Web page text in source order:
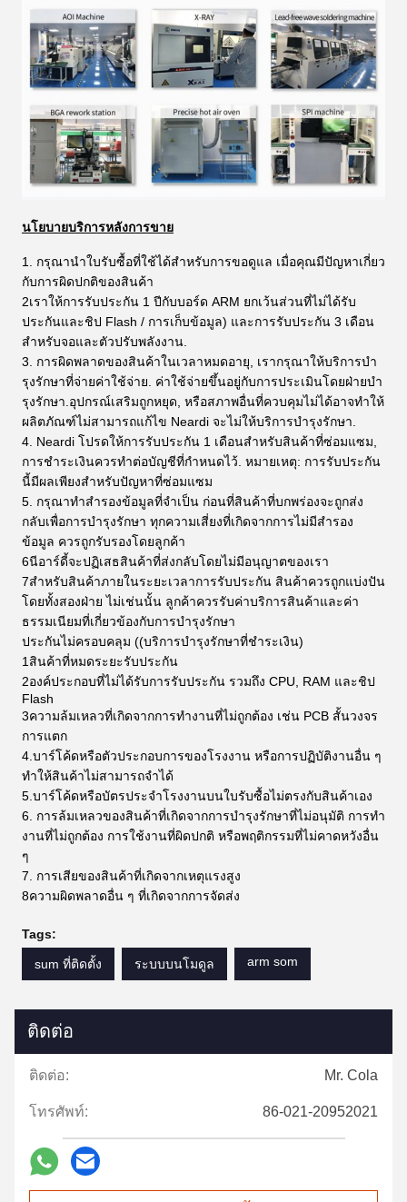
นโยบายบริการหลังการขาย
1. กรุณานําใบรับซื้อที่ใช้ได้สําหรับการขอดูแล เมื่อคุณมีปัญหาเกี่ยว
กับการผิดปกติของสินค้า
2เราให้การรับประกัน 1 ปีกับบอร์ด ARM ยกเว้นส่วนที่ไม่ได้รับ
ประกันและชิป Flash / การเก็บข้อมูล) และการรับประกัน 3 เดือน
สําหรับจอและตัวปรับพลังงาน.
3. การผิดพลาดของสินค้าในเวลาหมดอายุ, เรากรุณาให้บริการบํา
รุงรักษาที่จ่ายค่าใช้จ่าย. ค่าใช้จ่ายขึ้นอยู่กับการประเมินโดยฝ่ายบํา
รุงรักษา.อุปกรณ์เสริมถูกหยุด, หรือสภาพอื่นที่ควบคุมไม่ได้อาจทําให้
ผลิตภัณฑ์ไม่สามารถแก้ไข Neardi จะไม่ให้บริการบํารุงรักษา.
4. Neardi โปรดให้การรับประกัน 1 เดือนสําหรับสินค้าที่ซ่อมแซม,
การชําระเงินควรทําต่อบัญชีที่กําหนดไว้. หมายเหตุ: การรับประกัน
นี้มีผลเพียงสําหรับปัญหาที่ซ่อมแซม
5. กรุณาทําสํารองข้อมูลที่จําเป็น ก่อนที่สินค้าที่บกพร่องจะถูกส่ง
กลับเพื่อการบํารุงรักษา ทุกความเสี่ยงที่เกิดจากการไม่มีสํารอง
ข้อมูล ควรถูกรับรองโดยลูกค้า
6นีอาร์ดี้จะปฏิเสธสินค้าที่ส่งกลับโดยไม่มีอนุญาตของเรา
7สําหรับสินค้าภายในระยะเวลาการรับประกัน สินค้าควรถูกแบ่งปัน
โดยทั้งสองฝ่าย ไม่เช่นนั้น ลูกค้าควรรับค่าบริการสินค้าและค่า
ธรรมเนียมที่เกี่ยวข้องกับการบํารุงรักษา
ประกันไม่ครอบคลุม ((บริการบํารุงรักษาที่ชําระเงิน)
1สินค้าที่หมดระยะรับประกัน
2องค์ประกอบที่ไม่ได้รับการรับประกัน รวมถึง CPU, RAM และชิป
Flash
3ความล้มเหลวที่เกิดจากการทํางานที่ไม่ถูกต้อง เช่น PCB สั้นวงจร
การแตก
4.บาร์โค้ดหรือตัวประกอบการของโรงงาน หรือการปฏิบัติงานอื่น ๆ
ทําให้สินค้าไม่สามารถจําได้
5.บาร์โค้ดหรือบัตรประจําโรงงานบนใบรับซื้อไม่ตรงกับสินค้าเอง
6. การล้มเหลวของสินค้าที่เกิดจากการบํารุงรักษาที่ไม่อนุมัติ การทํา
งานที่ไม่ถูกต้อง การใช้งานที่ผิดปกติ หรือพฤติกรรมที่ไม่คาดหวังอื่น
ๆ
7. การเสียของสินค้าที่เกิดจากเหตุแรงสูง
8ความผิดพลาดอื่น ๆ ที่เกิดจากการจัดส่ง
Tags:
sum ที่ติดตั้ง ระบบบนโมดูล arm som
ติดต่อ
ติดต่อ: Mr. Cola
โทรศัพท์: 86-021-20952021